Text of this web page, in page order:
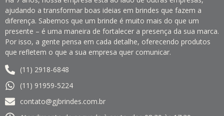
ajudando a transformar boas ideias em brindes que fazem a
diferença. Sabemos que um brinde é muito mais do que um
presente – é uma maneira de fortalecer a presença da sua marca.
Por isso, a gente pensa em cada detalhe, oferecendo produtos
que refletem o que a sua empresa quer comunicar.
(11) 2918-6848
(11) 91959-5224
contato@gjbrindes.com.br